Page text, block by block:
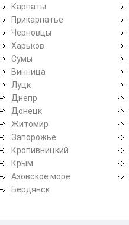
Карпаты
Прикарпатье
Черновцы
Харьков
Сумы
Винница
Луцк
Днепр
Донецк
Житомир
Запорожье
Кропивницкий
Крым
Азовское море
Бердянск